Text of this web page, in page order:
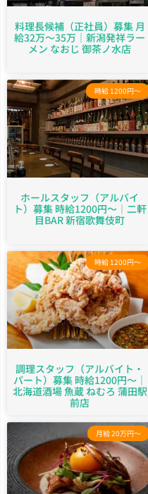
料理長候補（正社員）募集 月
給32万～35万｜新潟発祥ラー
メン なおじ 御茶ノ水店
時給 1200円～
ホールスタッフ（アルバイ
ト）募集 時給1200円～｜二軒
目BAR 新宿歌舞伎町
時給 1200円～
調理スタッフ（アルバイト・
パート）募集 時給1200円～｜
北海道酒場 魚蔵 ねむろ 蒲田駅
前店
月給 20万円～